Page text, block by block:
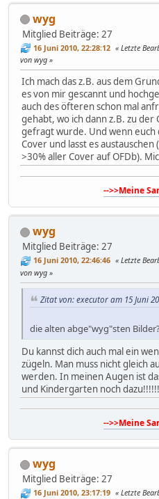
wyg
Mitglied Beiträge: 27
16 Juni 2010, 22:28:12 Letzte
von wyg
Ich mach das z.B. aus dem
es von mir gescannt und
auch des öfteren schon mal
gehabt, wo ich dann z.B. zu der
gefragt wurde. Und wenn euch
Cover und lasst es austauschen
>30% aller Cover auf OFDb).
-->>Meine
wyg
Mitglied Beiträge: 27
16 Juni 2010, 22:46:46 Letzte
von wyg
Zitat von: executor am 15 Juni
die alten abge"wyg"sten
Du kannst dich auch mal ein
zügeln. Man muss nicht gleich
werden. In meinen Augen ist
und Kindergarten noch
-->>Meine
wyg
Mitglied Beiträge: 27
16 Juni 2010, 23:17:19 Letzte